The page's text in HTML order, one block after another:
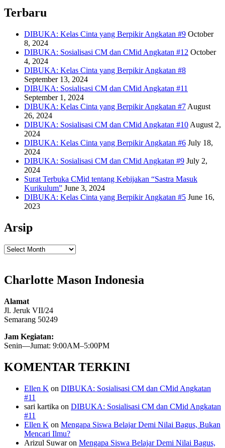
Terbaru
DIBUKA: Kelas Cinta yang Berpikir Angkatan #9 October
8, 2024
DIBUKA: Sosialisasi CM dan CMid Angkatan #12 October
4, 2024
DIBUKA: Kelas Cinta yang Berpikir Angkatan #8
September 13, 2024
DIBUKA: Sosialisasi CM dan CMid Angkatan #11
September 1, 2024
DIBUKA: Kelas Cinta yang Berpikir Angkatan #7 August
26, 2024
DIBUKA: Sosialisasi CM dan CMid Angkatan #10 August 2,
2024
DIBUKA: Kelas Cinta yang Berpikir Angkatan #6 July 18,
2024
DIBUKA: Sosialisasi CM dan CMid Angkatan #9 July 2,
2024
Surat Terbuka CMid tentang Kebijakan “Sastra Masuk
Kurikulum” June 3, 2024
DIBUKA: Kelas Cinta yang Berpikir Angkatan #5 June 16,
2023
Arsip
Arsip
Charlotte Mason Indonesia
Alamat
Jl. Jeruk VII/24
Semarang 50249
Jam Kegiatan:
Senin—Jumat: 9:00AM–5:00PM
KOMENTAR TERKINI
Ellen K on DIBUKA: Sosialisasi CM dan CMid Angkatan
#11
sari kartika on DIBUKA: Sosialisasi CM dan CMid Angkatan
#11
Ellen K on Mengapa Siswa Belajar Demi Nilai Bagus, Bukan
Mencari Ilmu?
Arizul Suwaron Mengapa Siswa Belajar Demi Nilai Bagus,